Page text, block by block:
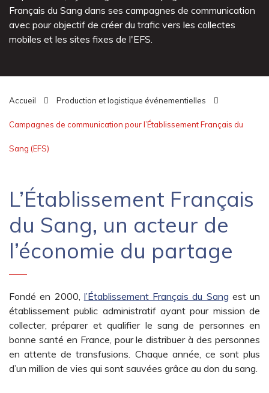
Français du Sang dans ses campagnes de communication
avec pour objectif de créer du trafic vers les collectes
mobiles et les sites fixes de l'EFS.
Accueil Production et logistique événementielles
Campagnes de communication pour l’Établissement Français du
Sang (EFS)
L’Établissement Français
du Sang, un acteur de
l’économie du partage
Fondé en 2000, l’Établissement Français du Sang est un
établissement public administratif ayant pour mission de
collecter, préparer et qualifier le sang de personnes en
bonne santé en France, pour le distribuer à des personnes
en attente de transfusions. Chaque année, ce sont plus
d’un million de vies qui sont sauvées grâce au don du sang.